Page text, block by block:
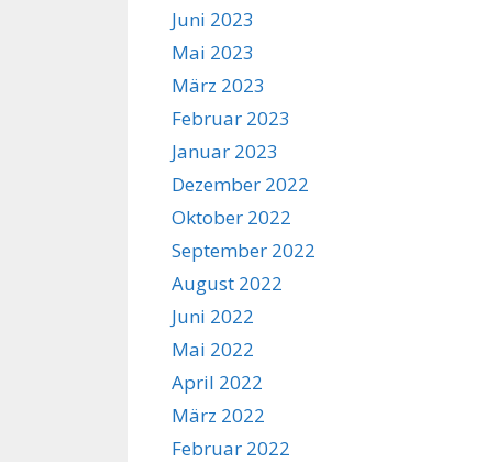
Juni 2023
Mai 2023
März 2023
Februar 2023
Januar 2023
Dezember 2022
Oktober 2022
September 2022
August 2022
Juni 2022
Mai 2022
April 2022
März 2022
Februar 2022